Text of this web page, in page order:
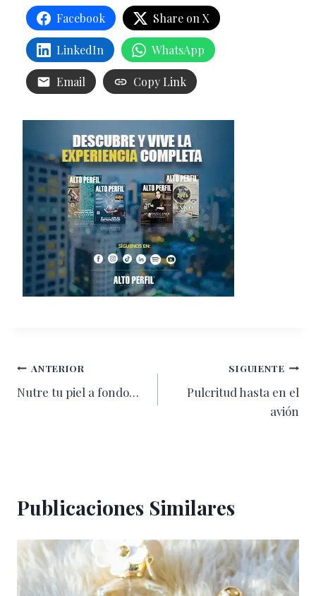
Facebook Share on X
LinkedIn WhatsApp
Email Copy Link
Navegación
de
ANTERIOR
Nutre tu piel a fondo…
SIGUIENTE
Pulcritud hasta en el
avión
Publicaciones Similares